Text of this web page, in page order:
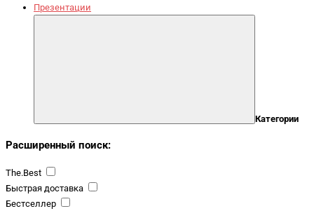
Презентации
Категории
Расширенный поиск:
The.Best
Быстрая доставка
Бестселлер